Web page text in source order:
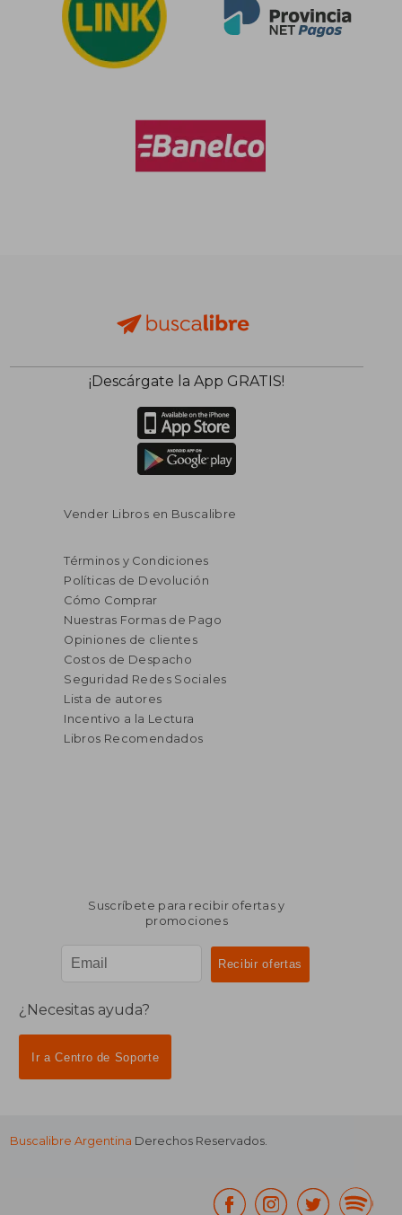
¡Descárgate la App GRATIS!
Vender Libros en Buscalibre
Términos y Condiciones
Políticas de Devolución
Cómo Comprar
Nuestras Formas de Pago
Opiniones de clientes
Costos de Despacho
Seguridad Redes Sociales
Lista de autores
Incentivo a la Lectura
Libros Recomendados
Suscríbete para recibir ofertas y
promociones
¿Necesitas ayuda?
Ir a Centro de Soporte
Buscalibre Argentina Derechos Reservados.